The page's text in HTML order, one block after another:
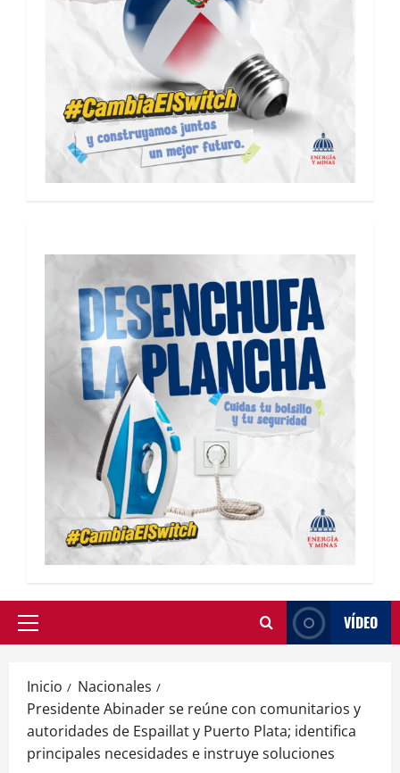
VÍDEO
Inicio
Nacionales
Presidente Abinader se reúne con comunitarios y
autoridades de Espaillat y Puerto Plata; identifica
principales necesidades e instruye soluciones